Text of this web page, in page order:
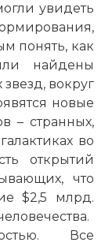
увидеть
понять, как
найдены
вокруг
новые
– странных,
во
открытий
что
$2,5 млрд.
Все